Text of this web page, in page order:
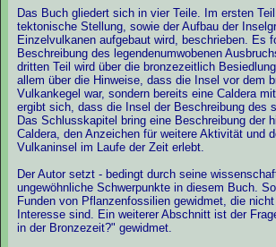
Das Buch gliedert sich in vier Teile. Im ersten
tektonische Stellung, sowie der Aufbau der
Einzelvulkanen aufgebaut wird, beschrieben. Es
Beschreibung des legendenumwobenen
dritten Teil wird über die bronzezeitlich
allem über die Hinweise, dass die Insel vor dem
Vulkankegel war, sondern bereits eine Caldera
ergibt sich, dass die Insel der Beschreibung des
Das Schlusskapitel bring eine Beschreibung der
Caldera, den Anzeichen für weitere Aktivität und
Vulkaninsel im Laufe der Zeit erlebt.
Der Autor setzt - bedingt durch seine
ungewöhnliche Schwerpunkte in diesem Buch.
Funden von Pflanzenfossilien gewidmet, die
Interesse sind. Ein weiterer Abschnitt ist der
in der Bronzezeit?" gewidmet.